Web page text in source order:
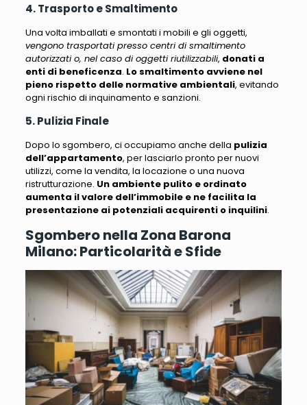
4. Trasporto e Smaltimento
Una volta imballati e smontati i mobili e gli oggetti,
vengono trasportati presso centri di smaltimento
autorizzati o, nel caso di oggetti riutilizzabili, donati a
enti di beneficenza. Lo smaltimento avviene nel
pieno rispetto delle normative ambientali, evitando
ogni rischio di inquinamento e sanzioni.
5. Pulizia Finale
Dopo lo sgombero, ci occupiamo anche della pulizia
dell’appartamento, per lasciarlo pronto per nuovi
utilizzi, come la vendita, la locazione o una nuova
ristrutturazione. Un ambiente pulito e ordinato
aumenta il valore dell’immobile e ne facilita la
presentazione ai potenziali acquirenti o inquilini.
Sgombero nella Zona Barona
Milano: Particolarità e Sfide